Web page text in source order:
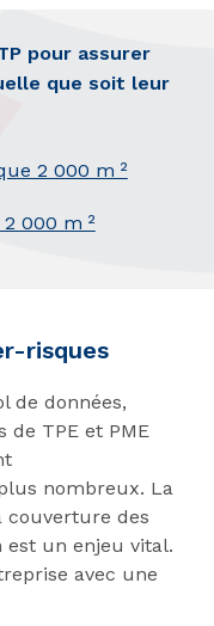
pour assurer
que soit leur
2 000 m ²
000 m ²
risques
de données,
TPE et PME
nombreux. La
couverture des
un enjeu vital.
avec une